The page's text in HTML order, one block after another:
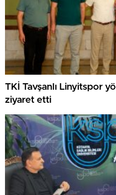
TKİ Tavşanlı Linyitspor
ziyaret etti